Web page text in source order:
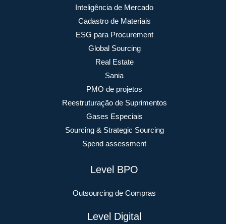
Inteligência de Mercado
Cadastro de Materiais
ESG para Procurement
Global Sourcing
Real Estate
Sania
PMO de projetos
Reestruturação de Suprimentos
Gases Especiais
Sourcing & Strategic Sourcing
Spend assessment
Level BPO
Outsourcing de Compras
Level Digital